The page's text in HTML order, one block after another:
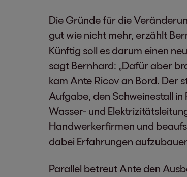
Die Gründe für die
gut wie nicht mehr, erzählt
Künftig soll es darum einen
sagt Bernhard: „Dafür aber
kam Ante Ricov an Bord. Der
Aufgabe, den Schweinestall
Wasser- und
Handwerkerfirmen und
dabei Erfahrungen
Parallel betreut Ante den